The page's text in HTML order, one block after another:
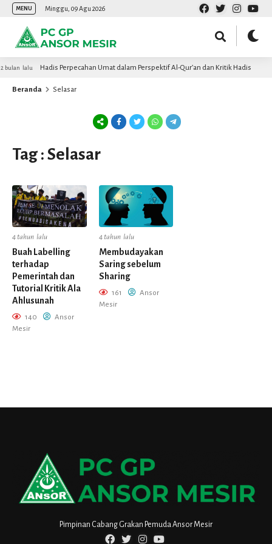
MENU Minggu, 09 Agu 2026
bulan lalu Hadis Perpecahan Umat dalam Perspektif Al-Qur’an dan Kritik Hadis
Beranda Selasar
Tag : Selasar
4 tahun lalu
Buah Labelling
terhadap
Pemerintah dan
Tutorial Kritik Ala
Ahlusunah
140
Ansor
Mesir
4 tahun lalu
Membudayakan
Saring sebelum
Sharing
161
Ansor
Mesir
Pimpinan Cabang Grakan Pemuda Ansor Mesir